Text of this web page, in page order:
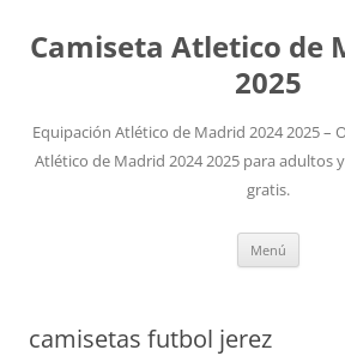
Camiseta Atletico de
2025
Equipación Atlético de Madrid 2024 2025 –
Atlético de Madrid 2024 2025 para adultos
gratis.
Menú
camisetas futbol jerez